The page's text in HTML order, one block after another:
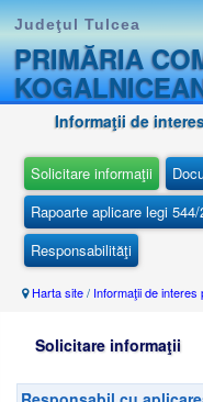
Judeţul Tulcea
PRIMĂRIA
Informaţii de
Solicitare informaţii
Rapoarte aplicare legi
Responsabilităţi
Harta site/ Informaţii de interes
Solicitare informaţii